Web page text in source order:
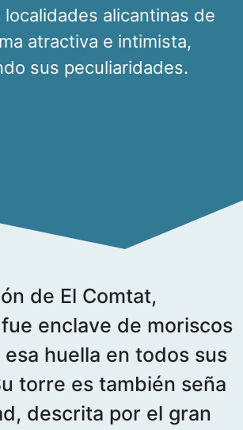
localidades alicantinas de
atractiva e intimista,
sus peculiaridades.
de El Comtat,
enclave de moriscos
huella en todos sus
torre es también seña
descrita por el gran